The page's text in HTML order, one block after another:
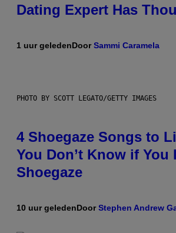
Dating Expert Has
1 uur geledenDoorSammi Caramela
PHOTO BY SCOTT LEGATO/GETTY IMAGES
4 Shoegaze Songs to
You Don’t Know if You
Shoegaze
10 uur geledenDoorStephen Andrew